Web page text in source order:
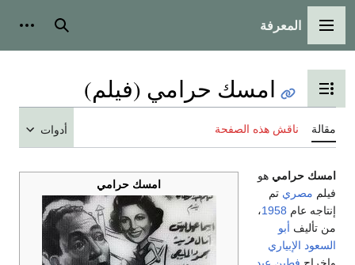
القائمة الرئيسية
المعرفة بحث
تبديل عرض جدول المحتويات
امسك حرامي (فيلم)
مقالة ناقش هذه الصفحة أدوات
امسك حرامي
امسك حرامي هو
فيلم مصري تم
إنتاجه عام 1958،
من تأليف أبو
السعود الإبياري